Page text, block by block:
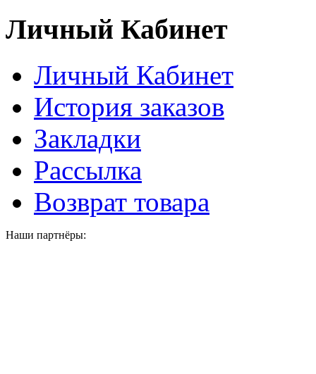
Личный Кабинет
Личный Кабинет
История заказов
Закладки
Рассылка
Возврат товара
Наши партнёры: